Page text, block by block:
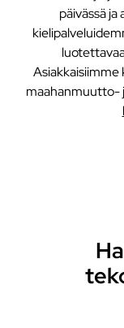
päivässä
maahanmuutto-